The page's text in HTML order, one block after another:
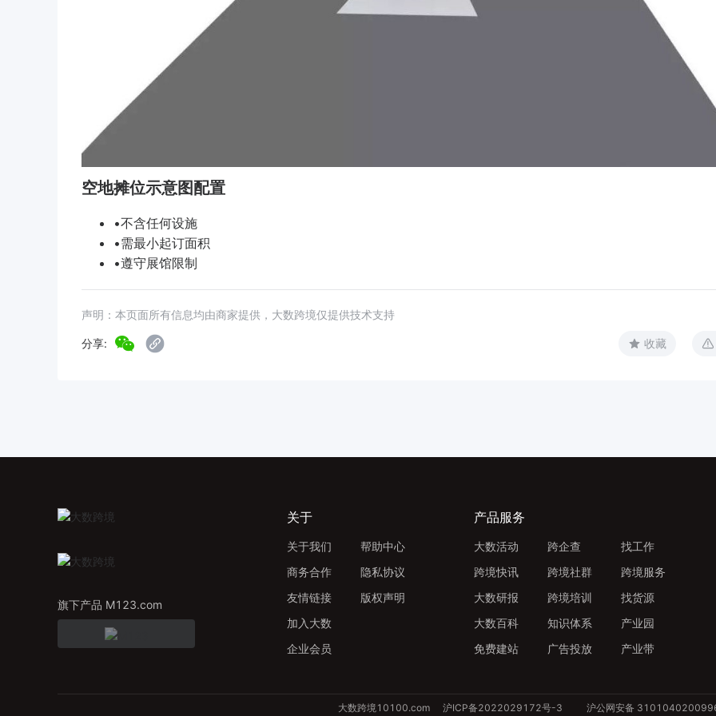
空地摊位示意图配置
•不含任何设施
•需最小起订面积
•遵守展馆限制
声明：本页面所有信息均由商家提供，大数跨境仅提供技术支持
分享: 收藏
旗下产品 M123.com
关于
关于我们
商务合作
友情链接
加入大数
企业会员
帮助中心
隐私协议
版权声明
产品服务
大数活动
跨境快讯
大数研报
大数百科
免费建站
跨企查
跨境社群
跨境培训
知识体系
广告投放
找工作
跨境服务
找货源
产业园
产业带
大数跨境10100.com 沪ICP备2022029172号-3 沪公网安备